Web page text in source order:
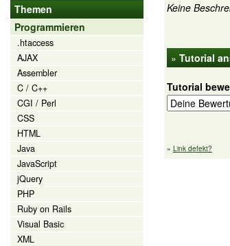
Themen
Programmieren
.htaccess
AJAX
Assembler
C / C++
CGI / Perl
CSS
HTML
Java
JavaScript
jQuery
PHP
Ruby on Rails
Visual Basic
XML
Keine
» Tutorial
Tutorial
» Link defekt?